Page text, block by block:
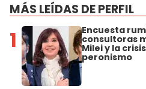
MÁS LEÍDAS DE PERFIL
1 Encuesta
consultoras
Milei y la
peronismo